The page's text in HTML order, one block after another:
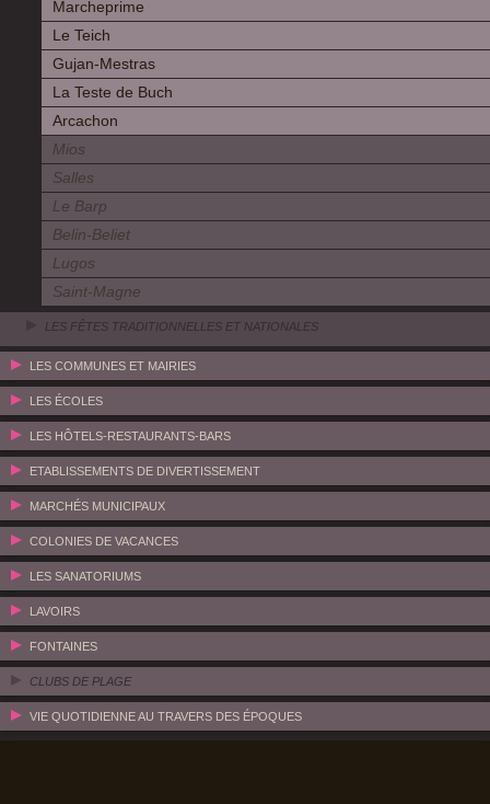
Marcheprime
Le Teich
Gujan-Mestras
La Teste de Buch
Arcachon
Mios
Salles
Le Barp
Belin-Beliet
Lugos
Saint-Magne
LES FÊTES TRADITIONNELLES ET NATIONALES
LES COMMUNES ET MAIRIES
LES ÉCOLES
LES HÔTELS-RESTAURANTS-BARS
ETABLISSEMENTS DE DIVERTISSEMENT
MARCHÉS MUNICIPAUX
COLONIES DE VACANCES
LES SANATORIUMS
LAVOIRS
FONTAINES
CLUBS DE PLAGE
VIE QUOTIDIENNE AU TRAVERS DES ÉPOQUES